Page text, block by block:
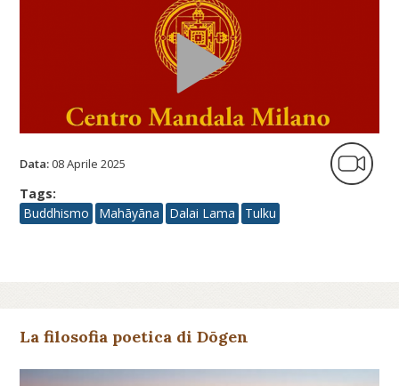
Data:08 Aprile 2025
Tags:
Buddhismo
Mahāyāna Dalai Lama Tulku
La filosofia poetica di Dōgen